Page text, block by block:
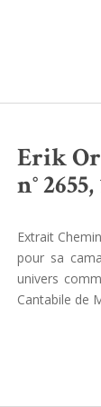
Erik
n°
Extrait
pour sa
univers
Cantabile de